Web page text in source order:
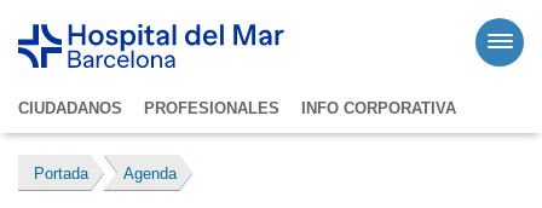
CIUDADANOS PROFESIONALES INFO CORPORATIVA
Portada Agenda